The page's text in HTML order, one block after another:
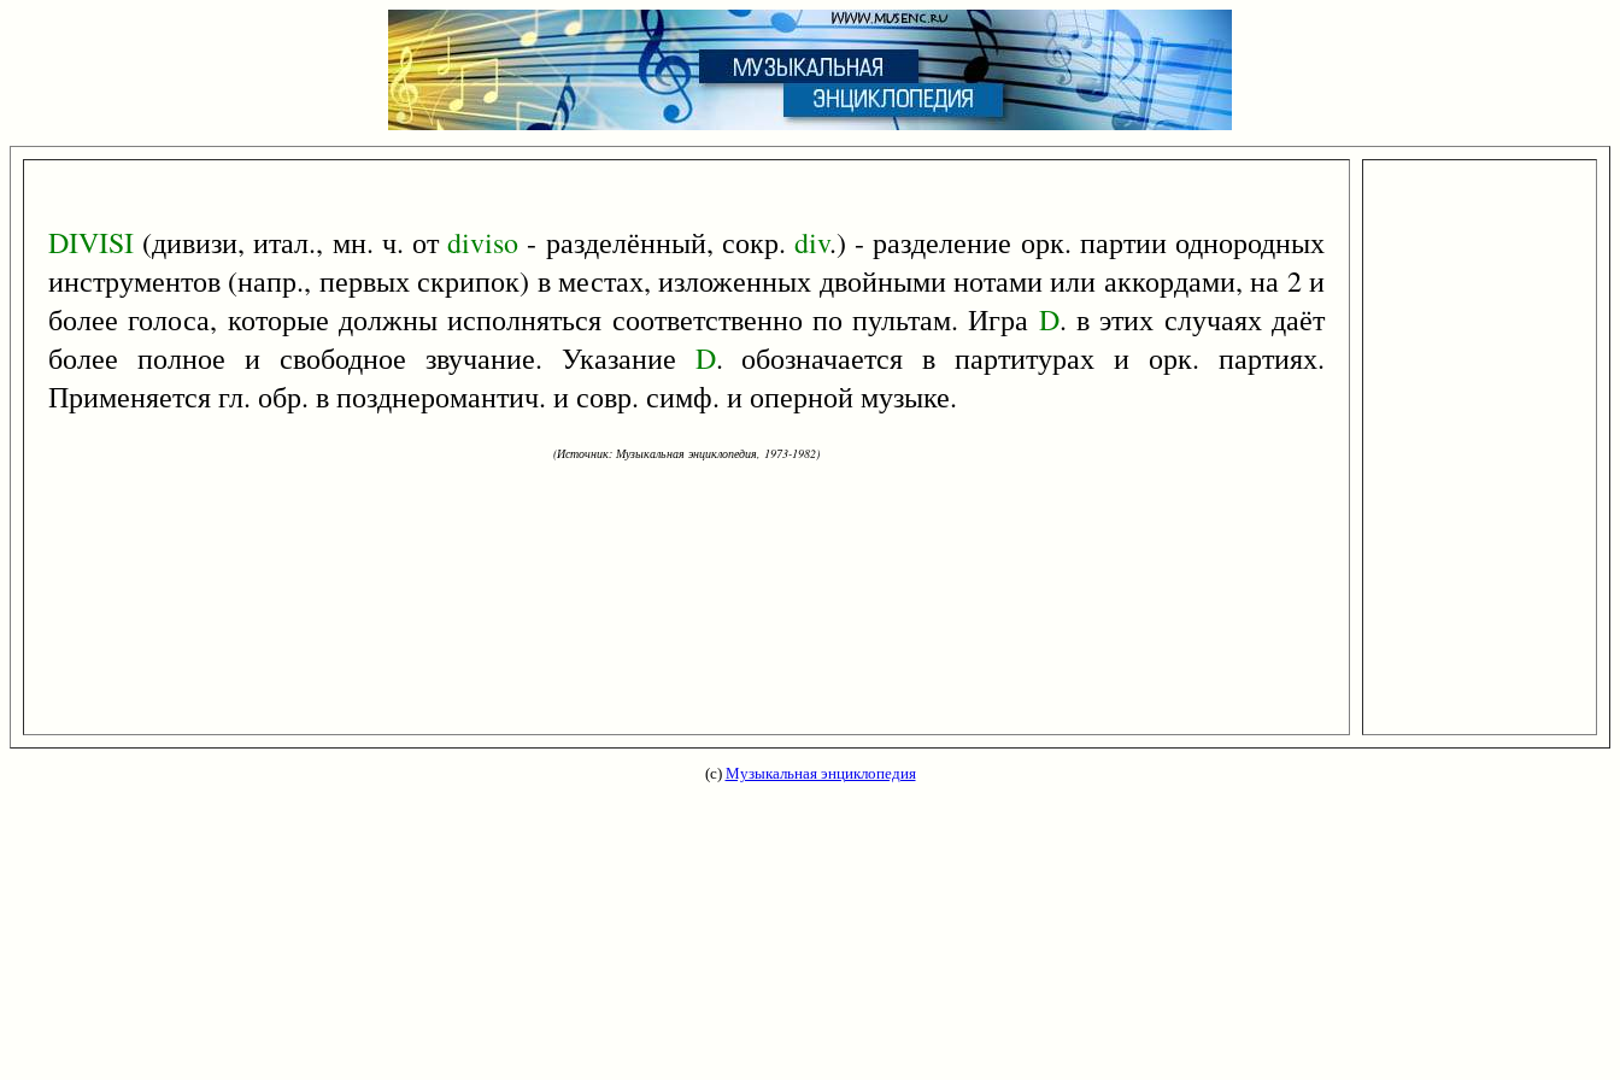
DIVISI (дивизи, итал., мн. ч. отdiviso - разделённый, сокр.div.) - разделение орк. партии однородных
инструментов (напр., первых скрипок) в местах, изложенных двойными нотами или аккордами, на 2 и
более голоса, которые должны исполняться соответственно по пультам. Игра D. в этих случаях даёт
более полное и свободное звучание. Указание D. обозначается в партитурах и орк. партиях.
Применяется гл. обр. в позднеромантич. и совр. симф. и оперной музыке.
(Источник: Музыкальная энциклопедия, 1973-1982)
(с) Музыкальная энциклопедия